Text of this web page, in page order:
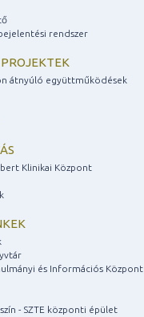
rendszer
átnyúló együttműködések
Klinikai Központ
és Információs Központ
- SZTE központi épület